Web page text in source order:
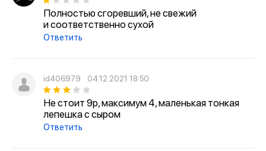
Полностью сгоревший, не свежий
и соответственно сухой
Ответить
id406979 04.12.2021 18:50
Не стоит 9р, максимум 4, маленькая тонкая
лепешка с сыром
Ответить